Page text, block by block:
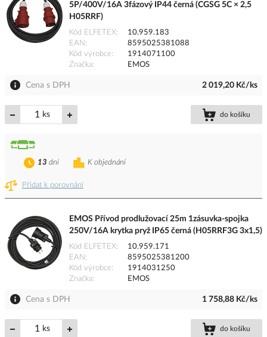
5P/400V/16A 3fázový IP44 černá (CGSG 5C × 2,5
H05RRF)
Kód ELFETEX
10.959.183
EAN
8595025381088
Kód výrobce
1914071100
Značka
EMOS
Cena s DPH 2 019,20 Kč/ks
ks do košíku
Přidat k porovnání
K objednání
13 dní
EMOS Přívod prodlužovací 25m 1zásuvka-spojka
250V/16A krytka pryž IP65 černá (H05RRF3G 3x1,5)
Kód ELFETEX
10.959.171
EAN
8595025381200
Kód výrobce
1914031250
Značka
EMOS
Cena s DPH 1 758,88 Kč/ks
ks do košíku